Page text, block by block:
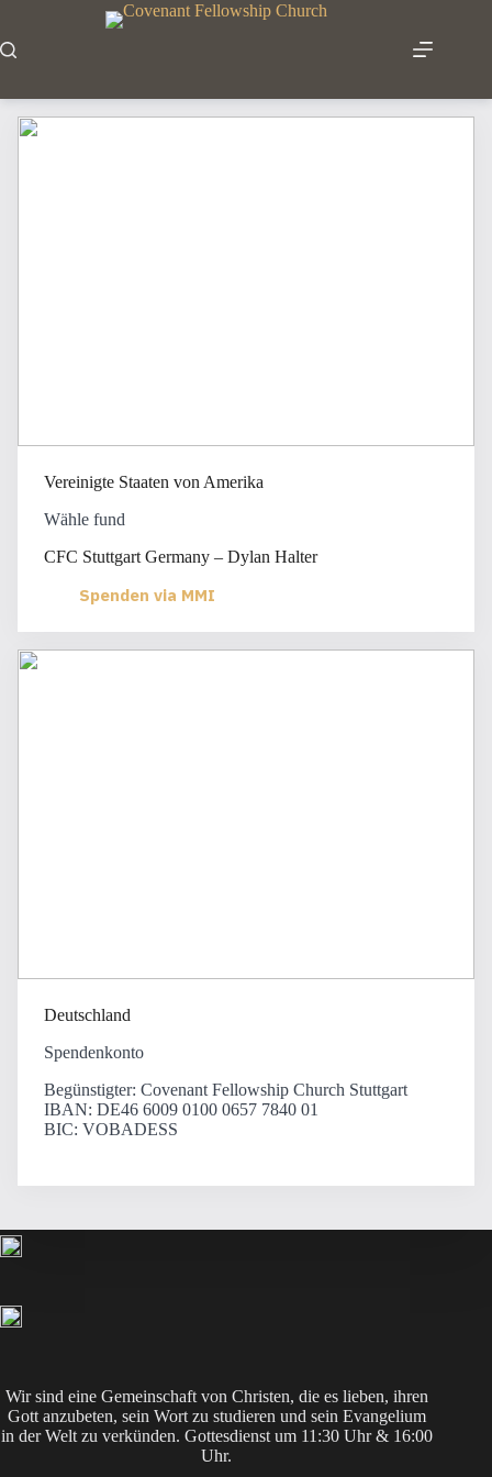
springen
Vereinigte Staaten von Amerika
Wähle fund
CFC Stuttgart Germany – Dylan Halter
Spenden via MMI
Deutschland
Spendenkonto
Begünstigter: Covenant Fellowship Church Stuttgart
IBAN: DE46 6009 0100 0657 7840 01
BIC: VOBADESS
Wir sind eine Gemeinschaft von Christen, die es lieben, ihren
Gott anzubeten, sein Wort zu studieren und sein Evangelium
in der Welt zu verkünden. Gottesdienst um 11:30 Uhr & 16:00
Uhr.